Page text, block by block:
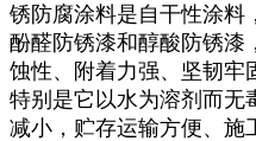
锈防腐涂料是自干性涂料
酚醛防锈漆和醇酸防锈漆
蚀性、附着力强、坚韧牢
特别是它以水为溶剂而无
减小，贮存运输方便、施